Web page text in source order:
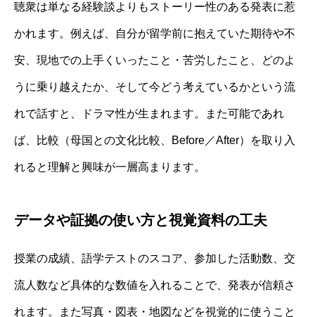
聴衆は単なる経験談よりもストーリー性のある発表に惹
かれます。例えば、自分が留学前に抱えていた期待や不
安、現地での上手くいったこと・苦労したこと、どのよ
うに乗り越えたか、そして今どう考えているかという流
れで話すと、ドラマ性が生まれます。また可能であれ
ば、比較（母国との文化比較、Before／After）を取り入
れると理解と興味が一層高まります。
データや証拠の使い方と視覚資料の工夫
授業の成績、語学テストのスコア、参加した活動数、交
流人数など具体的な数値を入れることで、発表が信頼さ
れます。また写真・図表・地図などを視覚的に使うこと